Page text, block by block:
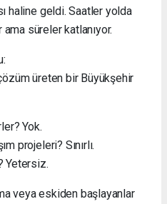
haline geldi. Saatler yolda
süreler katlanıyor.
üreten bir Büyükşehir
Yok.
projeleri? Sınırlı.
Yetersiz.
veya eskiden başlayanlar